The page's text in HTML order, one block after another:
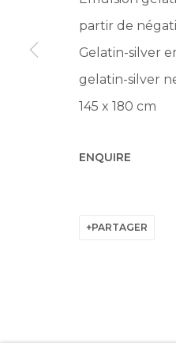
Manage cookies
© 2022 LES FILLES DU
partir de
Gelatin-silver
gelatin-silver
145 x 180 cm
ENQUIRE
PARTAGER